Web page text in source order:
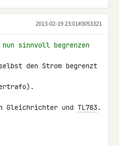
2013-02-19 23:01#3053321
sinnvoll begrenzen
den Strom begrenzt
Gleichrichter und TL783.